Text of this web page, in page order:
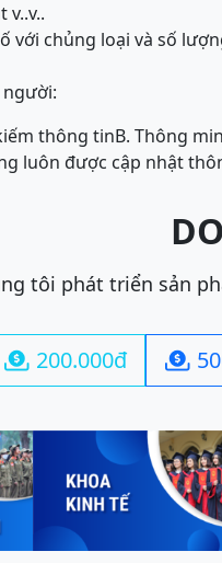
v..v..
với chủng loại và số
thông tinB. Thông
luôn được cập nhật
tôi phát triển sản
 200.000đ 